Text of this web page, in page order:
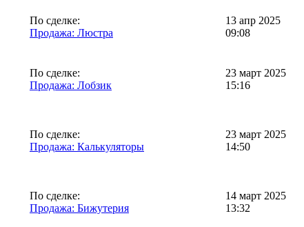
По сделке:
Продажа: Люстра
13 апр 2025
09:08
По сделке:
Продажа: Лобзик
23 март 2025
15:16
По сделке:
Продажа: Калькуляторы
23 март 2025
14:50
По сделке:
Продажа: Бижутерия
14 март 2025
13:32